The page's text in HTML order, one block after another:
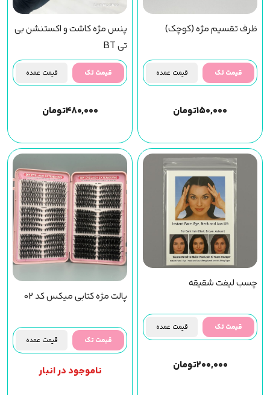
ظرف تقسیم مژه (کوچک)
قیمت تک قیمت عمده
۱۵۰,۰۰۰تومان
پنس مژه کاشت و اکستنشن بی
تی BT
قیمت تک قیمت عمده
۴۸۰,۰۰۰تومان
چسب لیفت شقیقه
قیمت تک قیمت عمده
۲۰۰,۰۰۰تومان
پالت مژه کتابی میکس کد 02
قیمت تک قیمت عمده
ناموجود در انبار